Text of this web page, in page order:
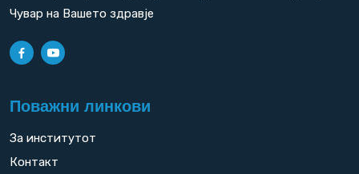
Чувар на Вашето здравје
Поважни линкови
За институтот
Контакт